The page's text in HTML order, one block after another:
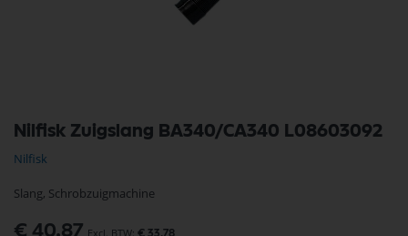
Nilfisk Zuigslang BA340/CA340 L08603092
Nilfisk
Slang, Schrobzuigmachine
€ 40,87 € 33,78
naar
het
begin
van
de